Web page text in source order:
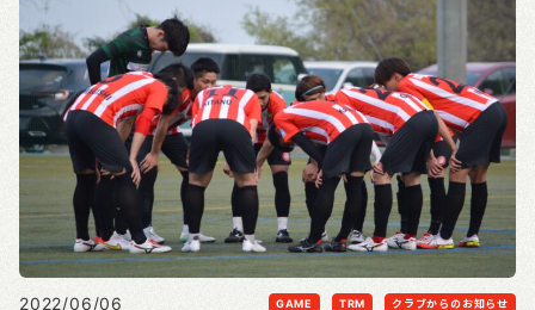
2022/06/06 GAME TRM クラブからのお知らせ